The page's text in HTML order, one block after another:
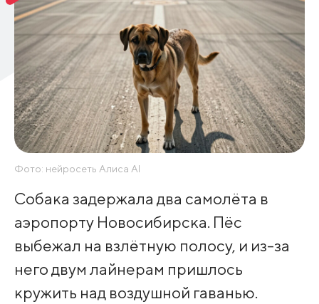
Фото: нейросеть Алиса AI
Собака задержала два самолёта в
аэропорту Новосибирска. Пёс
выбежал на взлётную полосу, и из-за
него двум лайнерам пришлось
кружить над воздушной гаванью.